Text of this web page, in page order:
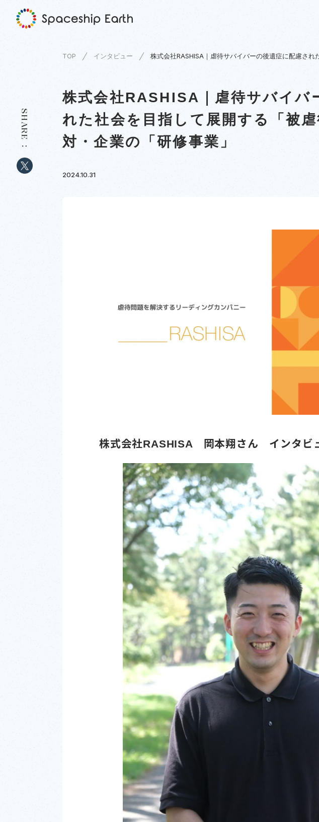
TOP インタビュー 株式会社RASHISA｜虐待サバイバーの後遺症に配慮さ
株式会社RASHISA｜虐待サバイバ
れた社会を目指して展開する「被
対・企業の「研修事業」
2024.10.31
株式会社RASHISA 岡本翔さん インタビ
SHARE